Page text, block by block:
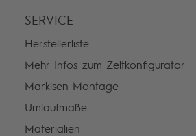
SERVICE
Herstellerliste
Mehr Infos zum Zeltkonfigurator
Markisen-Montage
Umlaufmaße
Materialien